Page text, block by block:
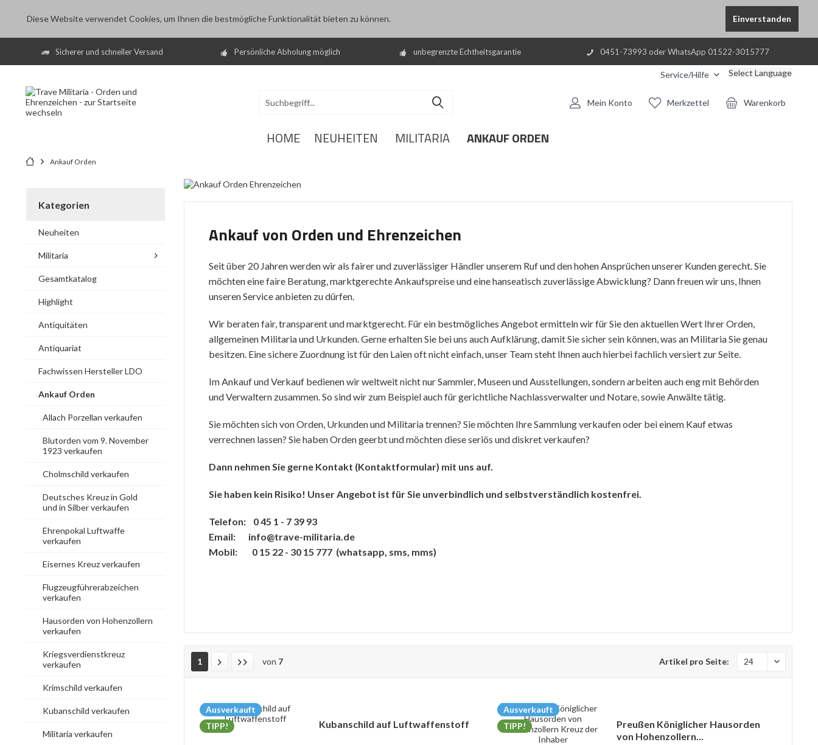
Diese Website verwendet Cookies, um Ihnen die bestmögliche Funktionalität bieten zu können. Einverstanden
Sicherer und schneller Versand Persönliche Abholung möglich unbegrenzte Echtheitsgarantie 0451-73993 oder WhatsApp 01522-3015777
Service/Hilfe Select Language
Warenkorb
Merkzettel
Mein Konto
HOME NEUHEITEN MILITARIA ANKAUF ORDEN
Ankauf Orden
Kategorien
Neuheiten
Militaria
Gesamtkatalog
Highlight
Antiquitäten
Antiquariat
Fachwissen Hersteller LDO
Ankauf Orden
Allach Porzellan verkaufen
Blutorden vom 9. November
1923 verkaufen
Cholmschild verkaufen
Deutsches Kreuz in Gold
und in Silber verkaufen
Ehrenpokal Luftwaffe
verkaufen
Eisernes Kreuz verkaufen
Flugzeugführerabzeichen
verkaufen
Hausorden von Hohenzollern
verkaufen
Kriegsverdienstkreuz
verkaufen
Krimschild verkaufen
Kubanschild verkaufen
Militaria verkaufen
Ankauf von Orden und Ehrenzeichen
Seit über 20 Jahren werden wir als fairer und zuverlässiger Händler unserem Ruf und den hohen Ansprüchen unserer Kunden gerecht. Sie
möchten eine faire Beratung, marktgerechte Ankaufspreise und eine hanseatisch zuverlässige Abwicklung? Dann freuen wir uns, Ihnen
unseren Service anbieten zu dürfen.
Wir beraten fair, transparent und marktgerecht. Für ein bestmögliches Angebot ermitteln wir für Sie den aktuellen Wert Ihrer Orden,
allgemeinen Militaria und Urkunden. Gerne erhalten Sie bei uns auch Aufklärung, damit Sie sicher sein können, was an Militaria Sie genau
besitzen. Eine sichere Zuordnung ist für den Laien oft nicht einfach, unser Team steht Ihnen auch hierbei fachlich versiert zur Seite.
Im Ankauf und Verkauf bedienen wir weltweit nicht nur Sammler, Museen und Ausstellungen, sondern arbeiten auch eng mit Behörden
und Verwaltern zusammen. So sind wir zum Beispiel auch für gerichtliche Nachlassverwalter und Notare, sowie Anwälte tätig.
Sie möchten sich von Orden, Urkunden und Militaria trennen? Sie möchten Ihre Sammlung verkaufen oder bei einem Kauf etwas
verrechnen lassen? Sie haben Orden geerbt und möchten diese seriös und diskret verkaufen?
Dann nehmen Sie gerne Kontakt (Kontaktformular) mit uns auf.
Sie haben kein Risiko! Unser Angebot ist für Sie unverbindlich und selbstverständlich kostenfrei.
Telefon: 0 45 1 - 7 39 93
Email: info@trave-militaria.de
Mobil: 0 15 22 - 30 15 777 (whatsapp, sms, mms)
1 von 7 Artikel pro Seite:
Ausverkauft
TIPP!
Kubanschild auf Luftwaffenstoff
Ausverkauft
TIPP!
Preußen Königlicher Hausorden
von Hohenzollern...